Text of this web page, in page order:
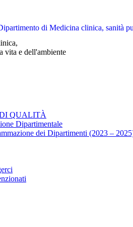
vita e dell'ambiente
QUALITÀ
Dipartimentale
dei Dipartimenti (2023 –